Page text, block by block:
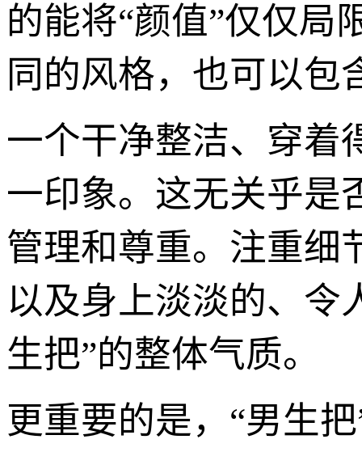
的能将“颜值”仅仅局
同的风格，也可以包
一个干净整洁、穿着
一印象。这无关乎是
管理和尊重。注重细
以及身上淡淡的、令
生把”的整体气质。
更重要的是，“男生